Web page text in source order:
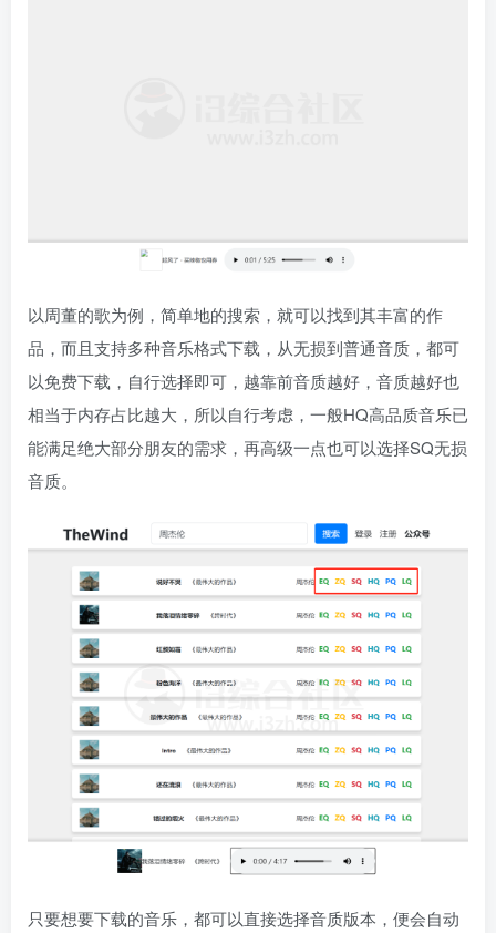
以周董的歌为例，简单地的搜索，就可以找到其丰富的作
品，而且支持多种音乐格式下载，从无损到普通音质，都可
以免费下载，自行选择即可，越靠前音质越好，音质越好也
相当于内存占比越大，所以自行考虑，一般HQ高品质音乐已
能满足绝大部分朋友的需求，再高级一点也可以选择SQ无损
音质。
只要想要下载的音乐，都可以直接选择音质版本，便会自动